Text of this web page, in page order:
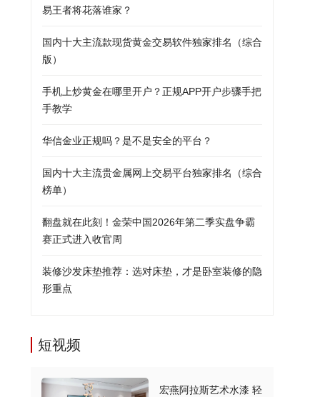
易王者将花落谁家？
国内十大主流款现货黄金交易软件独家排名（综合
版）
手机上炒黄金在哪里开户？正规APP开户步骤手把
手教学
华信金业正规吗？是不是安全的平台？
国内十大主流贵金属网上交易平台独家排名（综合
榜单）
翻盘就在此刻！金荣中国2026年第二季实盘争霸
赛正式进入收官周
装修沙发床垫推荐：选对床垫，才是卧室装修的隐
形重点
短视频
宏燕阿拉斯艺术水漆 轻